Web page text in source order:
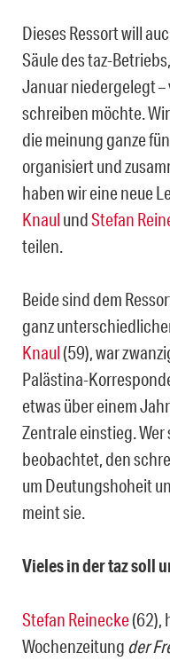
Dieses Ressort will
Säule des taz-
Januar niedergelegt –
schreiben möchte.
die meinung ganze
organisiert und
haben wir eine neue
Knaul undStefan
teilen.
Beide sind dem
ganz
Knaul(59), war
Palästina-
etwas über einem
Zentrale einstieg.
beobachtet, den
um Deutungshoheit
meint sie.
Vieles in der taz soll
Stefan Reinecke(62),
Wochenzeitung der